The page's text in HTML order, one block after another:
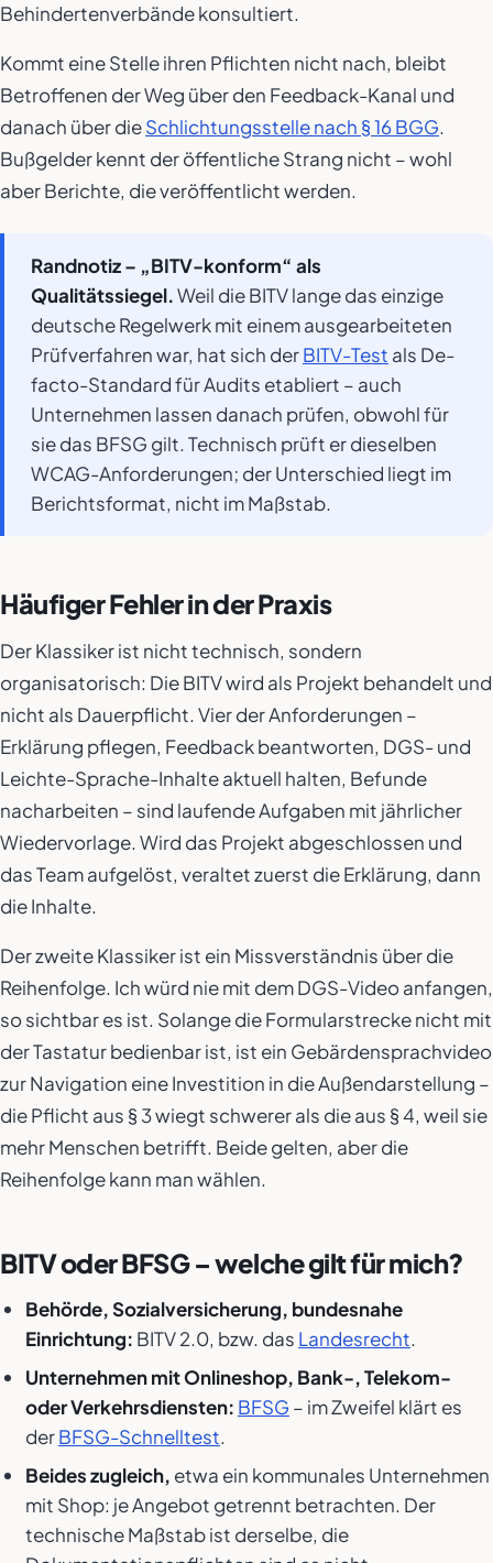
Behindertenverbände konsultiert.
Kommt eine Stelle ihren Pflichten nicht nach, bleibt
Betroffenen der Weg über den Feedback-Kanal und
danach über dieSchlichtungsstelle nach § 16 BGG.
Bußgelder kennt der öffentliche Strang nicht – wohl
aber Berichte, die veröffentlicht werden.
Randnotiz – „BITV-konform“ als
Qualitätssiegel.Weil die BITV lange das einzige
deutsche Regelwerk mit einem ausgearbeiteten
Prüfverfahren war, hat sich derBITV-Test als De-
facto-Standard für Audits etabliert – auch
Unternehmen lassen danach prüfen, obwohl für
sie das BFSG gilt. Technisch prüft er dieselben
WCAG-Anforderungen; der Unterschied liegt im
Berichtsformat, nicht im Maßstab.
Häufiger Fehler in der Praxis
Der Klassiker ist nicht technisch, sondern
organisatorisch: Die BITV wird als Projekt behandelt und
nicht als Dauerpflicht. Vier der Anforderungen –
Erklärung pflegen, Feedback beantworten, DGS- und
Leichte-Sprache-Inhalte aktuell halten, Befunde
nacharbeiten – sind laufende Aufgaben mit jährlicher
Wiedervorlage. Wird das Projekt abgeschlossen und
das Team aufgelöst, veraltet zuerst die Erklärung, dann
die Inhalte.
Der zweite Klassiker ist ein Missverständnis über die
Reihenfolge. Ich würd nie mit dem DGS-Video anfangen,
so sichtbar es ist. Solange die Formularstrecke nicht mit
der Tastatur bedienbar ist, ist ein Gebärdensprachvideo
zur Navigation eine Investition in die Außendarstellung –
die Pflicht aus § 3 wiegt schwerer als die aus § 4, weil sie
mehr Menschen betrifft. Beide gelten, aber die
Reihenfolge kann man wählen.
BITV oder BFSG – welche gilt für mich?
Behörde, Sozialversicherung, bundesnahe
Einrichtung: BITV 2.0, bzw. das Landesrecht.
Unternehmen mit Onlineshop, Bank-, Telekom-
oder Verkehrsdiensten: BFSG – im Zweifel klärt es
derBFSG-Schnelltest.
Beides zugleich, etwa ein kommunales Unternehmen
mit Shop: je Angebot getrennt betrachten. Der
technische Maßstab ist derselbe, die